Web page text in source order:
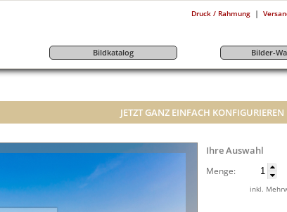
Druck / Rahmung |
Bildkatalog Bilder-
JETZT GANZ EINFACH KONFIGURIEREN
Ihre Auswahl
Menge:
inkl.